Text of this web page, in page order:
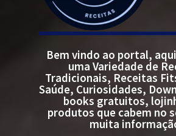
Bem vindo ao portal,
uma Variedade de
Tradicionais, Receitas
Saúde, Curiosidades,
books gratuitos,
produtos que cabem no
muita